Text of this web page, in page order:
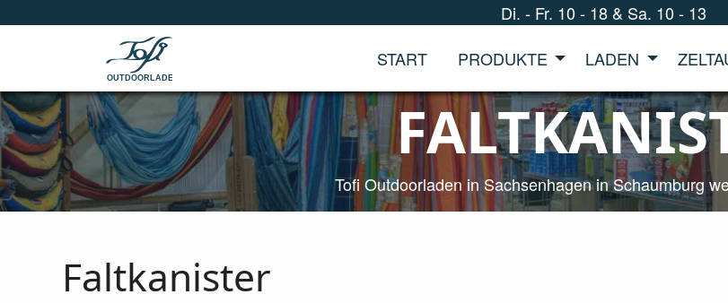
Di. - Fr. 10 - 18 & Sa. 10 - 13
OUTDOORLADEN
START PRODUKTE LADEN
Tofi Outdoorladen in Sachsenhagen in Schaumburg
Faltkanister